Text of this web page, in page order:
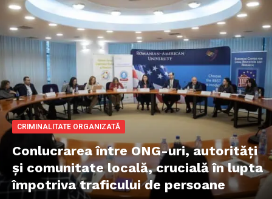
CRIMINALITATE ORGANIZATĂ
Conlucrarea între ONG-uri, autorități
și comunitate locală, crucială în lupta
împotriva traficului de persoane